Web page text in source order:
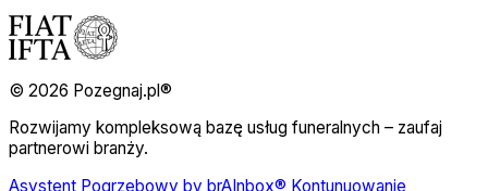
© 2026 Pozegnaj.pl®
Rozwijamy kompleksową bazę usług funeralnych – zaufaj
partnerowi branży.
Asystent Pogrzebowy by brAInbox® Kontunuowanie